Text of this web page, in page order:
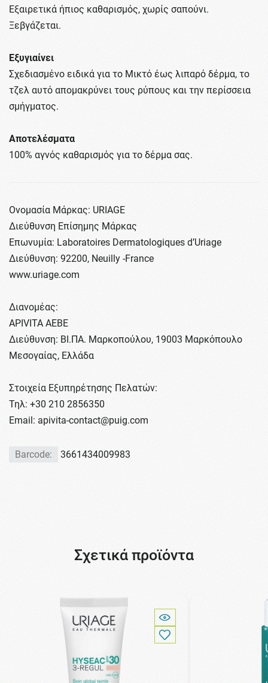
Εξαιρετικά ήπιος καθαρισμός, χωρίς σαπούνι.
Ξεβγάζεται.
Εξυγιαίνει
Σχεδιασμένο ειδικά για το Μικτό έως λιπαρό δέρμα, το
τζελ αυτό απομακρύνει τους ρύπους και την περίσσεια
σμήγματος.
Αποτελέσματα
100% αγνός καθαρισμός για το δέρμα σας.
Ονομασία Μάρκας: URIAGE
Διεύθυνση Επίσημης Μάρκας
Επωνυμία: Laboratoires Dermatologiques d’Uriage
Διεύθυνση: 92200, Neuilly -France
www.uriage.com
Διανομέας:
APIVITA ΑΕΒΕ
Διεύθυνση: ΒΙ.ΠΑ. Μαρκοπούλου, 19003 Μαρκόπουλο
Μεσογαίας, Ελλάδα
Στοιχεία Εξυπηρέτησης Πελατών:
Τηλ: +30 210 2856350
Email: apivita-contact@puig.com
Barcode: 3661434009983
Σχετικά προϊόντα